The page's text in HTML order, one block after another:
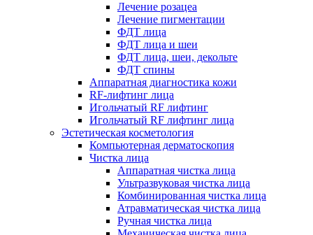
Лечение розацеа
Лечение пигментации
ФДТ лица
ФДТ лица и шеи
ФДТ лица, шеи, декольте
ФДТ спины
Аппаратная диагностика кожи
RF-лифтинг лица
Игольчатый RF лифтинг
Игольчатый RF лифтинг лица
Эстетическая косметология
Компьютерная дерматоскопия
Чистка лица
Аппаратная чистка лица
Ультразвуковая чистка лица
Комбинированная чистка лица
Атравматическая чистка лица
Ручная чистка лица